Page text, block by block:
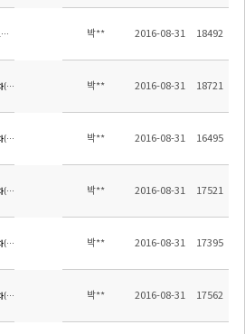
(링롱완) 탑승장소 안내 박** 2016-08-31 18492
야걸지역) 탑승장소 안내-2박** 2016-08-31 18721
걸지역) 탑승장소 안내 박** 2016-08-31 16495
롱완) 탑승장소 안내 박** 2016-08-31 17521
강지역) 탑승장소 안내 박** 2016-08-31 17395
판지역) 탑승장소 안내 박** 2016-08-31 17562